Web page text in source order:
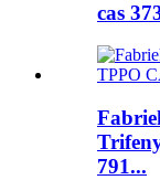
cas
791...